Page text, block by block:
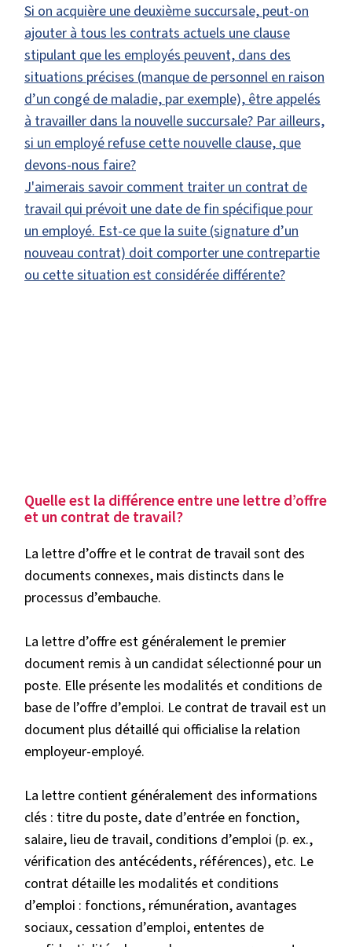
Si on acquière une deuxième succursale, peut-on
ajouter à tous les contrats actuels une clause
stipulant que les employés peuvent, dans des
situations précises (manque de personnel en raison
d’un congé de maladie, par exemple), être appelés
à travailler dans la nouvelle succursale? Par ailleurs,
si un employé refuse cette nouvelle clause, que
devons-nous faire?
J'aimerais savoir comment traiter un contrat de
travail qui prévoit une date de fin spécifique pour
un employé. Est-ce que la suite (signature d’un
nouveau contrat) doit comporter une contrepartie
ou cette situation est considérée différente?
Quelle est la différence entre une lettre d’offre
et un contrat de travail?
La lettre d’offre et le contrat de travail sont des
documents connexes, mais distincts dans le
processus d’embauche.
La lettre d’offre est généralement le premier
document remis à un candidat sélectionné pour un
poste. Elle présente les modalités et conditions de
base de l’offre d’emploi. Le contrat de travail est un
document plus détaillé qui officialise la relation
employeur-employé.
La lettre contient généralement des informations
clés : titre du poste, date d’entrée en fonction,
salaire, lieu de travail, conditions d’emploi (p. ex.,
vérification des antécédents, références), etc. Le
contrat détaille les modalités et conditions
d’emploi : fonctions, rémunération, avantages
sociaux, cessation d’emploi, ententes de